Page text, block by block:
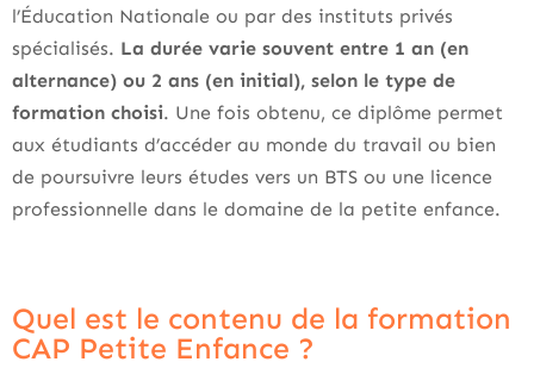
l’Éducation Nationale ou par des instituts privés
spécialisés. La durée varie souvent entre 1 an (en
alternance) ou 2 ans (en initial), selon le type de
formation choisi. Une fois obtenu, ce diplôme permet
aux étudiants d’accéder au monde du travail ou bien
de poursuivre leurs études vers un BTS ou une licence
professionnelle dans le domaine de la petite enfance.
Quel est le contenu de la formation
CAP Petite Enfance ?